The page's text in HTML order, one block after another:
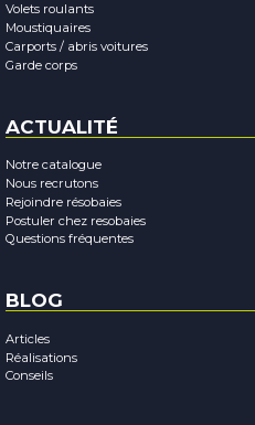
Volets roulants
Moustiquaires
Carports / abris voitures
Garde corps
ACTUALITÉ
Notre catalogue
Nous recrutons
Rejoindre résobaies
Postuler chez resobaies
Questions fréquentes
BLOG
Articles
Réalisations
Conseils